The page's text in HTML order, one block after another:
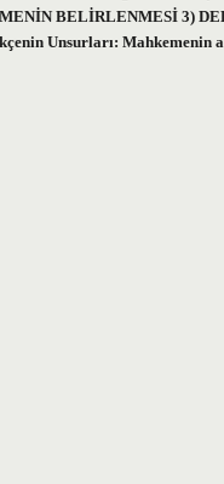
BELİRLENMESİ 3)
Unsurları: Mahkemenin